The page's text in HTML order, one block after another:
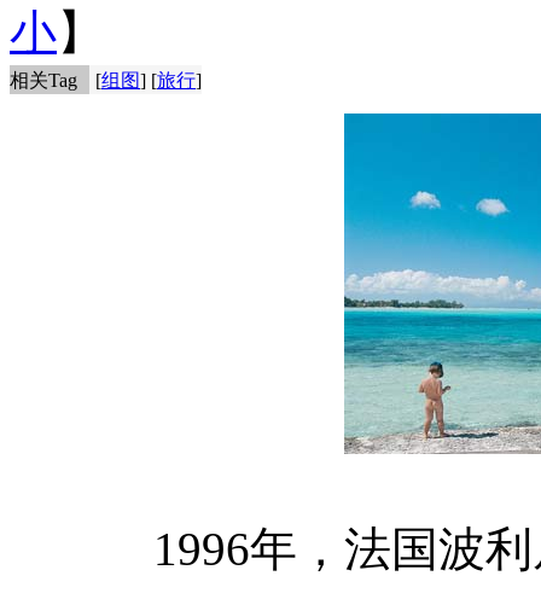
小】
相关Tag [组图] [旅行]
1996年，法国波